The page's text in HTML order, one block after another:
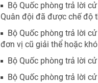
Bộ Quốc phòng trả lời
Quân đội đã được chế độ
Bộ Quốc phòng trả lời
đơn vị cũ giải thể hoặc
Bộ Quốc phòng trả lời
Bộ Quốc phòng trả lời